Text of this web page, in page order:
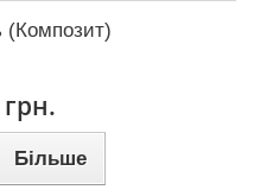
(Композит)
Більше